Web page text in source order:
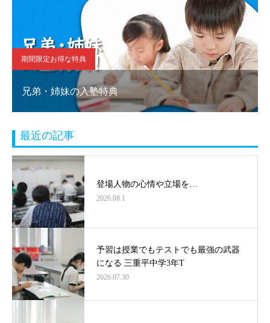
期間限定お得な特典
兄弟・姉妹の入塾特典
最近の記事
登場人物の心情や立場を…
2026.08.1
予習は授業でもテストでも最強の武器
になる 三重平中学3年T
2026.07.30